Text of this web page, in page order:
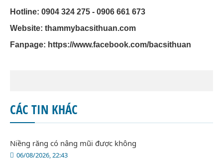
Hotline: 0904 324 275 - 0906 661 673
Website: thammybacsithuan.com
Fanpage: https://www.facebook.com/bacsithuan
CÁC TIN KHÁC
06/08/2026, 22:43
Niềng răng có nâng mũi được không